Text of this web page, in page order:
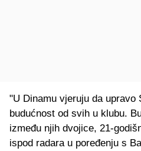
"U Dinamu vjeruju da upravo
budućnost od svih u klubu.
između njih dvojice, 21-
ispod radara u poređenju s